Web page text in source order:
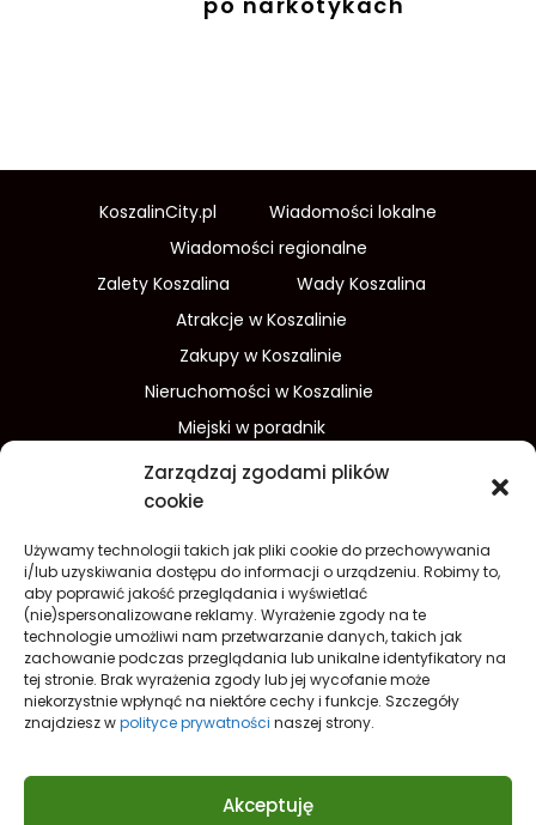
Zarządzaj zgodami plików
cookie
Używamy technologii takich jak pliki cookie do przechowywania
i/lub uzyskiwania dostępu do informacji o urządzeniu. Robimy to,
aby poprawić jakość przeglądania i wyświetlać
(nie)spersonalizowane reklamy. Wyrażenie zgody na te
technologie umożliwi nam przetwarzanie danych, takich jak
zachowanie podczas przeglądania lub unikalne identyfikatory na
tej stronie. Brak wyrażenia zgody lub jej wycofanie może
niekorzystnie wpłynąć na niektóre cechy i funkcje. Szczegóły
znajdziesz wpolityce prywatności naszej strony.
Akceptuję
KoszalinCity.pl
Wiadomości lokalne
Wiadomości regionalne
Zalety Koszalina
Wady Koszalina
Atrakcje w Koszalinie
Zakupy w Koszalinie
Nieruchomości w Koszalinie
Miejski w poradnik
Wydarzenia w Koszalinie
Sport w Koszalinie
Finanse i inwestycje
Dom i ogród
Turystyka
Lifestyle
O nas
Redakcja
Reklama
Kontakt
Prywatność
Polityka prywatności Cookies (EU)